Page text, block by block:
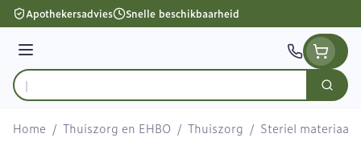
Ga naar de inhoud
Apothekersadvies Snelle beschikbaarheid
Menu
Product, merk, categorie...
Zoek
Home / Thuiszorg en EHBO / Thuiszorg / Steriel materiaal